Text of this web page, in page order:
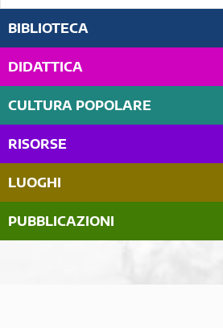
BIBLIOTECA
DIDATTICA
CULTURA POPOLARE
RISORSE
LUOGHI
PUBBLICAZIONI